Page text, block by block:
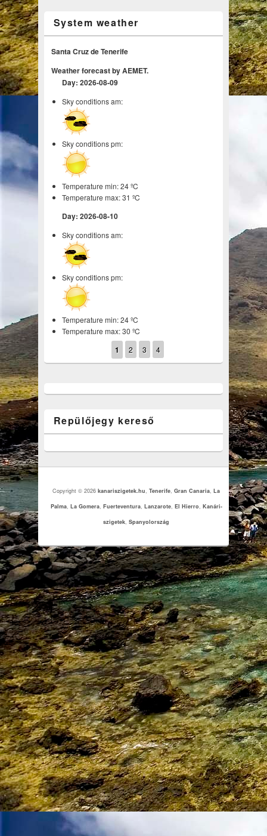
System weather
Santa Cruz de Tenerife
Weather forecast by AEMET.
Day: 2026-08-09
Sky conditions am:
Sky conditions pm:
Temperature min: 24 ºC
Temperature max: 31 ºC
Day: 2026-08-10
Sky conditions am:
Sky conditions pm:
Temperature min: 24 ºC
Temperature max: 30 ºC
1 2 3 4
Repülőjegy kereső
Copyright © 2026kanariszigetek.hu,Tenerife,Gran Canaria,La
Palma, La Gomera, Fuerteventura, Lanzarote, El Hierro, Kanári-
szigetek,Spanyolország